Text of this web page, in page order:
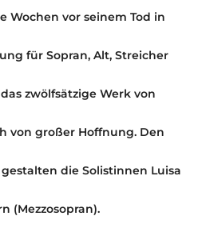
Wochen vor seinem Tod in
für Sopran, Alt, Streicher
zwölfsätzige Werk von
von großer Hoffnung. Den
die Solistinnen Luisa
(Mezzosopran).